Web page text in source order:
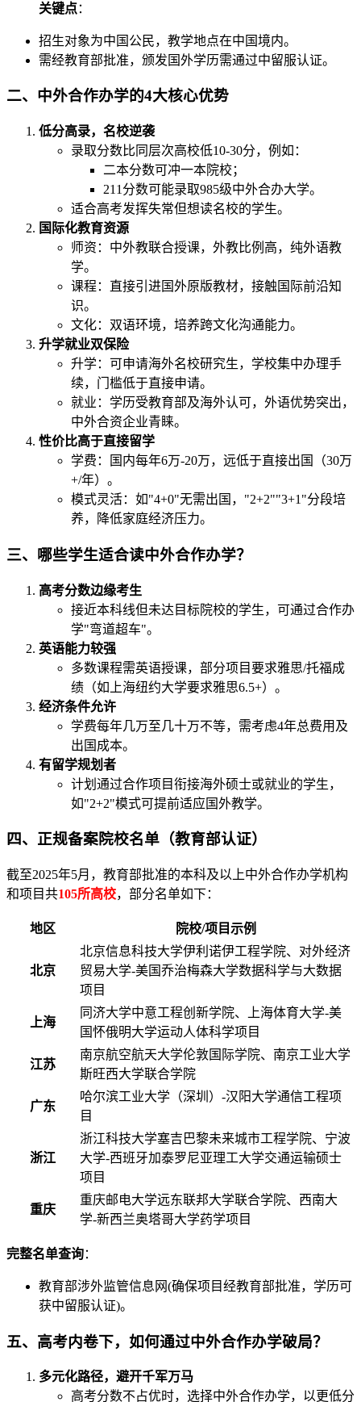
关键点：
招生对象为中国公民，教学地点在中国境内。
需经教育部批准，颁发国外学历需通过中留服认证。
二、中外合作办学的4大核心优势
低分高录，名校逆袭
录取分数比同层次高校低10-30分，例如：
二本分数可冲一本院校；
211分数可能录取985级中外合办大学。
适合高考发挥失常但想读名校的学生。
国际化教育资源
师资：中外教联合授课，外教比例高，纯外语教
学。
课程：直接引进国外原版教材，接触国际前沿知
识。
文化：双语环境，培养跨文化沟通能力。
升学就业双保险
升学：可申请海外名校研究生，学校集中办理手
续，门槛低于直接申请。
就业：学历受教育部及海外认可，外语优势突出，
中外合资企业青睐。
性价比高于直接留学
学费：国内每年6万-20万，远低于直接出国（30万
+/年）。
模式灵活：如"4+0"无需出国，"2+2""3+1"分段培
养，降低家庭经济压力。
三、哪些学生适合读中外合作办学？
高考分数边缘考生
接近本科线但未达目标院校的学生，可通过合作办
学"弯道超车"。
英语能力较强
多数课程需英语授课，部分项目要求雅思/托福成
绩（如上海纽约大学要求雅思6.5+）。
经济条件允许
学费每年几万至几十万不等，需考虑4年总费用及
出国成本。
有留学规划者
计划通过合作项目衔接海外硕士或就业的学生，
如"2+2"模式可提前适应国外教学。
四、正规备案院校名单（教育部认证）
截至2025年5月，教育部批准的本科及以上中外合作办学机构
和项目共105所高校，部分名单如下：
地区 院校/项目示例
北京
北京信息科技大学伊利诺伊工程学院、对外经济
贸易大学-美国乔治梅森大学数据科学与大数据
项目
上海
同济大学中意工程创新学院、上海体育大学-美
国怀俄明大学运动人体科学项目
江苏
南京航空航天大学伦敦国际学院、南京工业大学
斯旺西大学联合学院
广东
哈尔滨工业大学（深圳）-汉阳大学通信工程项
目
浙江
浙江科技大学塞吉巴黎未来城市工程学院、宁波
大学-西班牙加泰罗尼亚理工大学交通运输硕士
项目
重庆
重庆邮电大学远东联邦大学联合学院、西南大
学-新西兰奥塔哥大学药学项目
完整名单查询：
教育部涉外监管信息网(确保项目经教育部批准，学历可
获中留服认证)。
五、高考内卷下，如何通过中外合作办学破局？
多元化路径，避开千军万马
高考分数不占优时，选择中外合作办学，以更低分